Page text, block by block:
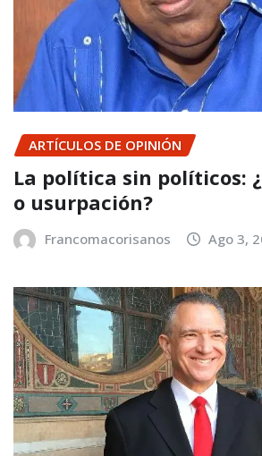
ARTÍCULOS DE OPINIÓN
La política sin políticos:
o usurpación?
Francomacorisanos Ago 3,